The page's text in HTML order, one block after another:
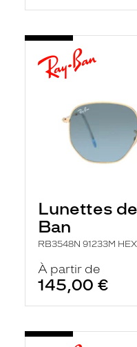
Lunettes
Ban
RB3548N 91233M
À partir de
145,00 €